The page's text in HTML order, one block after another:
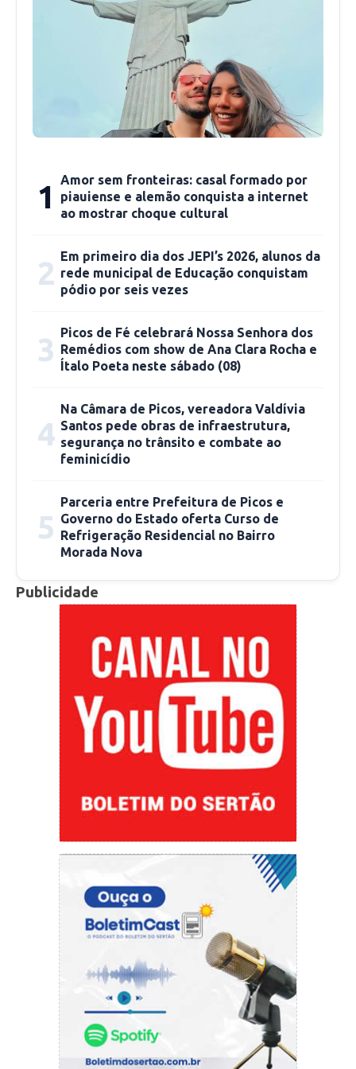
atribuído ao avanço da imunização contra a
Covid-19 no estado, que foi reforçada com
decreto do governo do estado que tornou
obrigatória a apresentação de passaporte da
vacina para entrada em diversos espaços nas
cidades piauienses.
vacinação na qual o Piauí tem avançado bem e
do prolongamento das medidas de
da vacina. Certamente, esse conjunto de
medidas tem contribuído para que tenhamos
uma redução da circulação do vírus no estado”,
avaliou.
Risco de novos surtos
Apesar da redução de casos, o professor
alertou para o risco de novos surtos de Covid-
19 em 2022. Segundo ele, o cenário é previsto
aglomerações e, consequentemente, novas
infecções, devido ao período de férias e festas
realizadas durante o Réveillon.
“Com festas de final de ano, muitas pessoas
viajando, pode ter um repique, com novos
surtos na primeira quinzena de janeiro. Então, é
preciso esperar as duas primeiras semanas
epidemiológicas de 2022 para termos uma
avaliação concreta do próximo ano”, finalizou.
Paula Sampaio
redacao@cidadeverde.com
1
Amor sem fronteiras: casal formado por
piauiense e alemão conquista a internet
ao mostrar choque cultural
2
Em primeiro dia dos JEPI’s 2026, alunos da
rede municipal de Educação conquistam
pódio por seis vezes
3 Picos de Fé celebrará Nossa Senhora dos
Remédios com show de Ana Clara Rocha e
Ítalo Poeta neste sábado (08)
4
Na Câmara de Picos, vereadora Valdívia
Santos pede obras de infraestrutura,
segurança no trânsito e combate ao
feminicídio
5
Parceria entre Prefeitura de Picos e
Governo do Estado oferta Curso de
Refrigeração Residencial no Bairro
Morada Nova
Publicidade